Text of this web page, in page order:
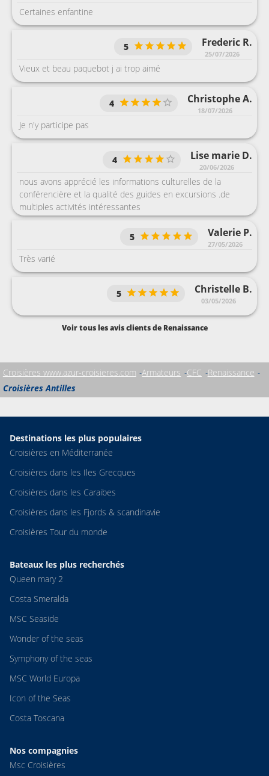
Certaines enfantine
Frederic R.
25/07/2026
5
Vieux et beau paquebot j ai trop aimé
Christophe A.
18/07/2026
4
Je n'y participe pas
Lise marie D.
20/06/2026
4
nous avons apprécié les informations culturelles de la
conférencière et la qualité des guides en excursions .de
multiples activités intéressantes
Valerie P.
27/05/2026
5
Très varié
Christelle B.
03/05/2026
5
Voir tous les avis clients de Renaissance
Croisières www.azur-croisieres.com Armateurs CFC Renaissance
Croisières Antilles
Destinations les plus populaires
Croisières en Méditerranée
Croisières dans les Iles Grecques
Croisières dans les Caraibes
Croisières dans les Fjords & scandinavie
Croisières Tour du monde
Bateaux les plus recherchés
Queen mary 2
Costa Smeralda
MSC Seaside
Wonder of the seas
Symphony of the seas
MSC World Europa
Icon of the Seas
Costa Toscana
Nos compagnies
Msc Croisières